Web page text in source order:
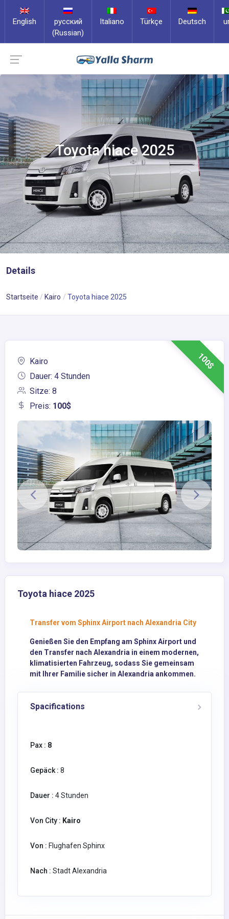
English
русский
(Russian)
Italiano Türkçe Deutsch
Toyota hiace 2025
Details
Startseite Kairo Toyota hiace 2025
100$
Kairo
Dauer: 4 Stunden
Sitze: 8
Preis: 100$
Toyota hiace 2025
Transfer vom Sphinx Airport nach Alexandria City
Genießen Sie den Empfang am Sphinx Airport und
den Transfer nach Alexandria in einem modernen,
klimatisierten Fahrzeug, sodass Sie gemeinsam
mit Ihrer Familie sicher in Alexandria ankommen.
Spacifications
Pax : 8
Gepäck : 8
Dauer : 4 Stunden
Von City : Kairo
Von : Flughafen Sphinx
Nach : Stadt Alexandria